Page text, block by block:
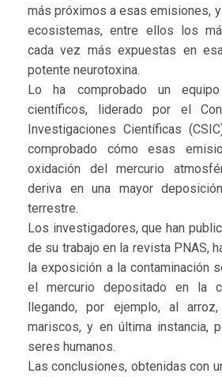
más próximos a esas emisiones,
ecosistemas, entre ellos los
cada vez más expuestas en
potente neurotoxina.
Lo ha comprobado un
científicos, liderado por el
Investigaciones Científicas
comprobado cómo esas
oxidación del mercurio
deriva en una mayor
terrestre.
Los investigadores, que han
de su trabajo en la revista PNAS,
la exposición a la contaminación
el mercurio depositado en la
llegando, por ejemplo, al
mariscos, y en última instancia,
seres humanos.
Las conclusiones, obtenidas con